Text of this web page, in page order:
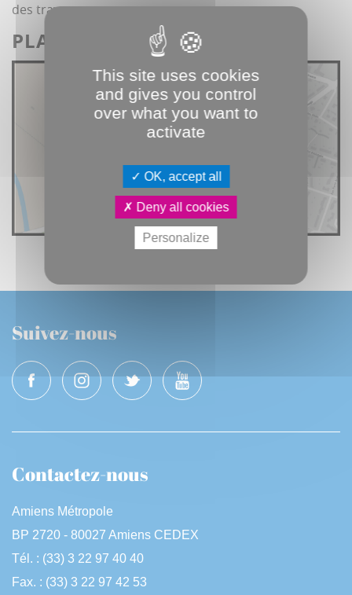
des travaux.
PLAN DE SITUATION :
Suivez-nous
Contactez-nous
Amiens Métropole
BP 2720 - 80027 Amiens CEDEX
Tél. : (33) 3 22 97 40 40
Fax. : (33) 3 22 97 42 53
This site uses cookies
and gives you control
over what you want to
activate
OK, accept all
Deny all cookies
Personalize